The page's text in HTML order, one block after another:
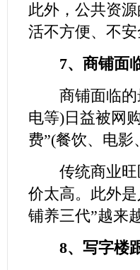
此外，公共资
活不方便、不安
7、商铺面
商铺面临的
电等)日益被网
费”(餐饮、电影
传统商业旺
价太高。此外
铺养三代”越来
8、写字楼